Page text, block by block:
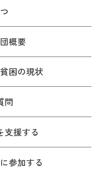
概要
困の現状
問
支援する
参加する